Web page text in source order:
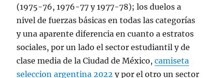
(1975-76, 1976-77 y 1977-78); los duelos a
nivel de fuerzas básicas en todas las categorías
y una aparente diferencia en cuanto a estratos
sociales, por un lado el sector estudiantil y de
clase media de la Ciudad de México,camiseta
seleccion argentina 2022 y por el otro un sector